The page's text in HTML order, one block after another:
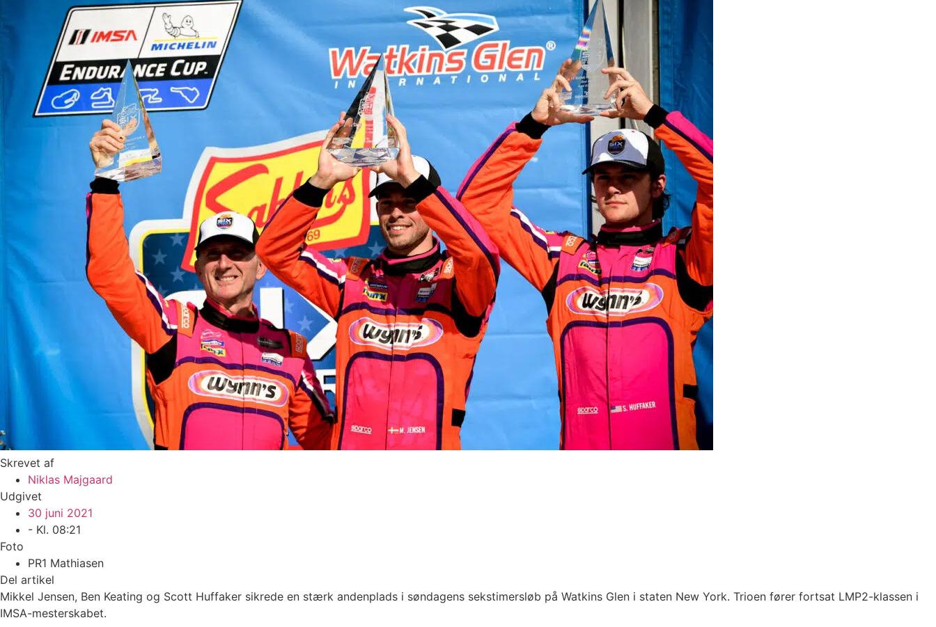
Skrevet af
Niklas Majgaard
Udgivet
30 juni 2021
- Kl. 08:21
Foto
PR1 Mathiasen
Del artikel
Mikkel Jensen, Ben Keating og Scott Huffaker sikrede en stærk andenplads i søndagens sekstimersløb på Watkins Glen i staten New York. Trioen fører fortsat LMP2-klassen i
IMSA-mesterskabet.